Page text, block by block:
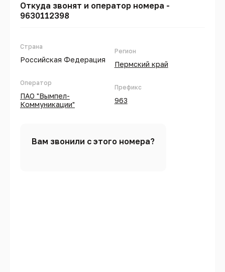
Откуда звонят и оператор номера -
9630112398
Страна
Российская Федерация
Оператор
ПАО "Вымпел-
Коммуникации"
Регион
Пермский край
Префикс
963
Вам звонили с этого номера?